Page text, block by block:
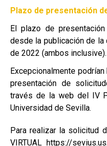
Plazo de presentación
El plazo de
desde la publicación de
de 2022 (ambos inclusive).
Excepcionalmente
presentación de
través de la web del IV
Universidad de Sevilla.
Para realizar la solicitud
VIRTUAL https://